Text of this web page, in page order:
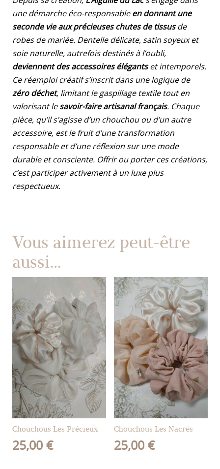
une démarche éco-responsable en donnant une
seconde vie aux précieuses chutes de tissusde
robes de mariée. Dentelle délicate, satin soyeux et
soie naturelle, autrefois destinés à l’oubli,
deviennent des accessoires élégantset intemporels.
Ce réemploi créatif s’inscrit dans une logique de
zéro déchet, limitant le gaspillage textile tout en
valorisant le savoir-faire artisanal français. Chaque
pièce, qu’il s’agisse d’un chouchou ou d’un autre
accessoire, est le fruit d’une transformation
responsable et d’une réflexion sur une mode
durable et consciente. Offrir ou porter ces créations,
c’est participer activement à un luxe plus
respectueux.
Vous aimerez peut-être
aussi…
Chouchous Les Précieux
25,00 €
Chouchous Les Nacrés
25,00 €